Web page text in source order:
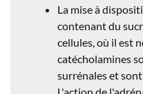
La mise à
contenant du
cellules, où il est
catécholamines
surrénales et